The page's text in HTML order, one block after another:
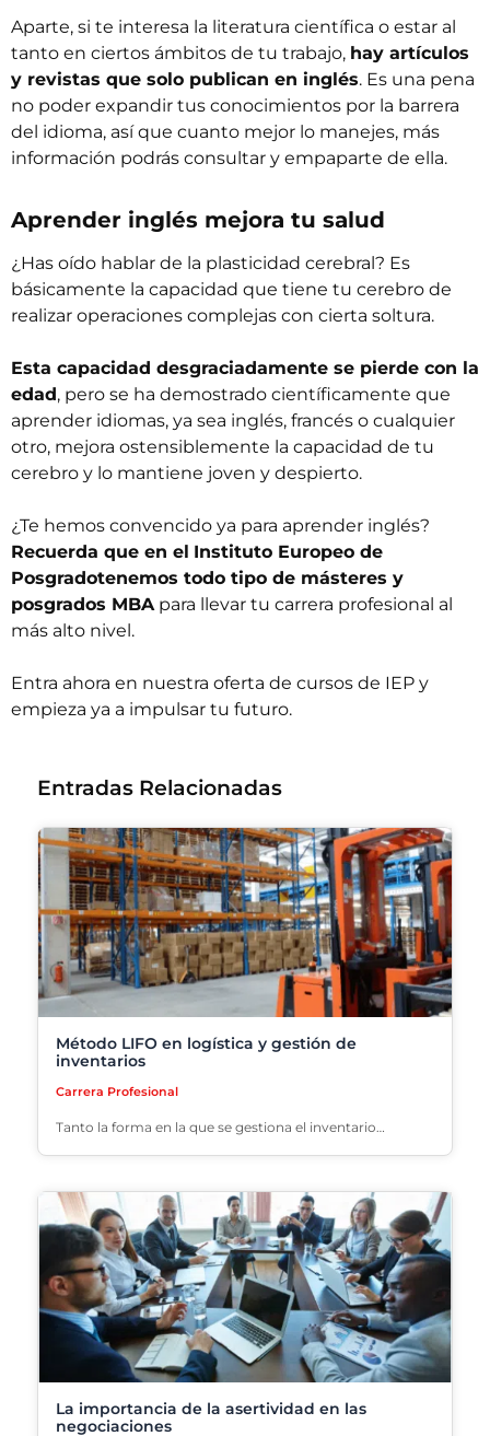
Aparte, si te interesa la literatura científica o estar al
tanto en ciertos ámbitos de tu trabajo, hay artículos
y revistas que solo publican en inglés. Es una pena
no poder expandir tus conocimientos por la barrera
del idioma, así que cuanto mejor lo manejes, más
información podrás consultar y empaparte de ella.
Aprender inglés mejora tu salud
¿Has oído hablar de la plasticidad cerebral? Es
básicamente la capacidad que tiene tu cerebro de
realizar operaciones complejas con cierta soltura.
Esta capacidad desgraciadamente se pierde con la
edad, pero se ha demostrado científicamente que
aprender idiomas, ya sea inglés, francés o cualquier
otro, mejora ostensiblemente la capacidad de tu
cerebro y lo mantiene joven y despierto.
¿Te hemos convencido ya para aprender inglés?
Recuerda que en el Instituto Europeo de
Posgradotenemos todo tipo de másteres y
posgrados MBA para llevar tu carrera profesional al
más alto nivel.
Entra ahora en nuestra oferta de cursos de IEP y
empieza ya a impulsar tu futuro.
Entradas Relacionadas
Método LIFO en logística y gestión de
inventarios
Carrera Profesional
Tanto la forma en la que se gestiona el inventario…
La importancia de la asertividad en las
negociaciones